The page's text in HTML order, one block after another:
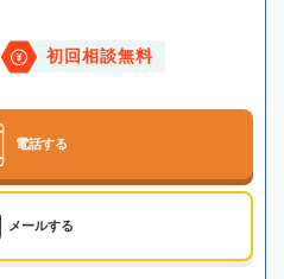
初回相談無料
電話する
メールする